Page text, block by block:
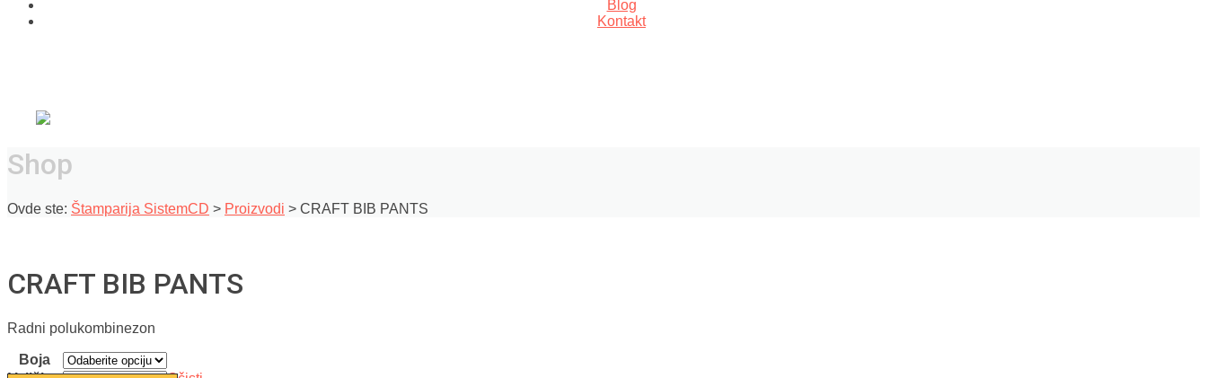
Blog
Kontakt
Shop
Ovde ste: Štamparija SistemCD > Proizvodi > CRAFT BIB PANTS
CRAFT BIB PANTS
Radni polukombinezon
Boja